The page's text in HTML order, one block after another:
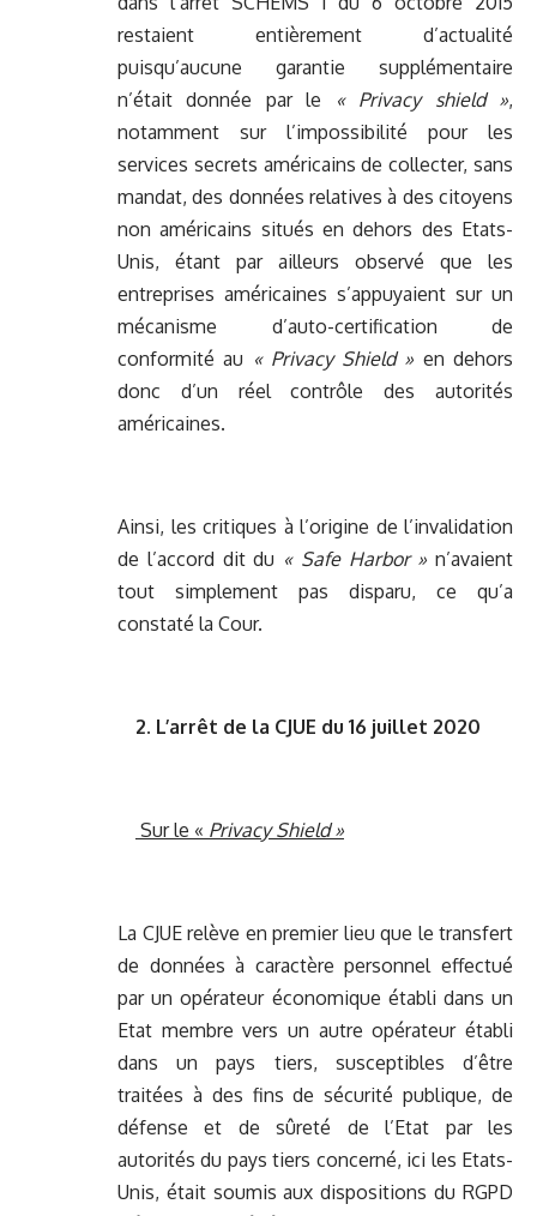
restaient entièrement d’actualité
puisqu’aucune garantie supplémentaire
n’était donnée par le
« Privacy shield »,
notamment sur l’impossibilité pour les
services secrets américains de collecter, sans
mandat, des données relatives à des citoyens
non américains situés en dehors des Etats-
Unis, étant par ailleurs observé que les
entreprises américaines s’appuyaient sur un
mécanisme d’auto-certification de
conformité au « Privacy Shield » en dehors
donc d’un réel contrôle des autorités
américaines.
Ainsi, les critiques à l’origine de l’invalidation
de l’accord dit du « Safe Harbor » n’avaient
tout simplement pas disparu, ce qu’a
constaté la Cour.
2. L’arrêt de la CJUE du 16 juillet 2020
Sur le « Privacy Shield »
La CJUE relève en premier lieu que le transfert
de données à caractère personnel effectué
par un opérateur économique établi dans un
Etat membre vers un autre opérateur établi
dans un pays tiers, susceptibles d’être
traitées à des fins de sécurité publique, de
défense et de sûreté de l’Etat par les
autorités du pays tiers concerné, ici les Etats-
Unis, était soumis aux dispositions du RGPD